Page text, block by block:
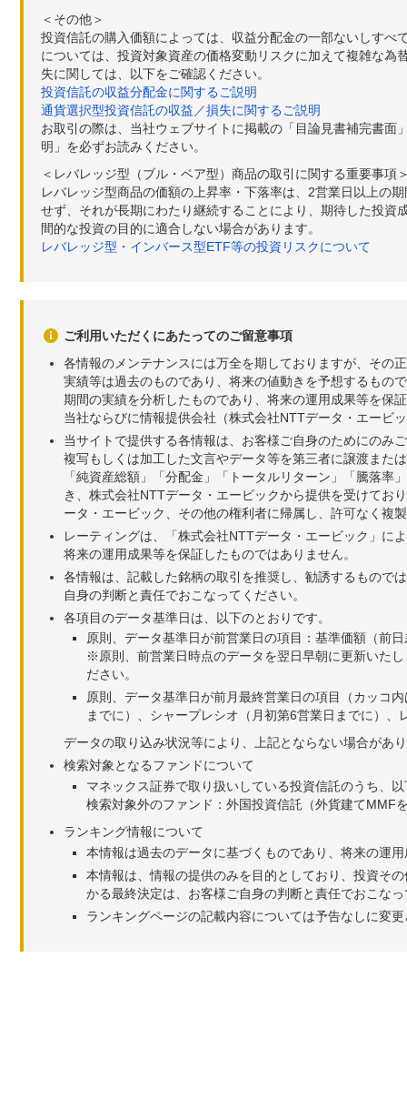
＜その他＞
投資信託の購入価額によっては、収益分配金の一部ないしす
については、投資対象資産の価格変動リスクに加えて複雑な
失に関しては、以下をご確認ください。
投資信託の収益分配金に関するご説明
通貨選択型投資信託の収益／損失に関するご説明
お取引の際は、当社ウェブサイトに掲載の「目論見書補完書
明」を必ずお読みください。
＜レバレッジ型（ブル・ベア型）商品の取引に関する重要事項
レバレッジ型商品の価額の上昇率・下落率は、2営業日以上の
せず、それが長期にわたり継続することにより、期待した投
間的な投資の目的に適合しない場合があります。
レバレッジ型・インバース型ETF等の投資リスクについて
ご利用いただくにあたってのご留意事項
各情報のメンテナンスには万全を期しておりますが、その
実績等は過去のものであり、将来の値動きを予想するもの
期間の実績を分析したものであり、将来の運用成果等を保
当社ならびに情報提供会社（株式会社NTTデータ・エービ
当サイトで提供する各情報は、お客様ご自身のためにのみ
複写もしくは加工した文言やデータ等を第三者に譲渡また
「純資産総額」「分配金」「トータルリターン」「騰落
き、株式会社NTTデータ・エービックから提供を受けてお
ータ・エービック、その他の権利者に帰属し、許可なく複
レーティングは、「株式会社NTTデータ・エービック」に
将来の運用成果等を保証したものではありません。
各情報は、記載した銘柄の取引を推奨し、勧誘するもので
自身の判断と責任でおこなってください。
各項目のデータ基準日は、以下のとおりです。
原則、データ基準日が前営業日の項目：基準価額（前
※原則、前営業日時点のデータを翌日早朝に更新いた
ださい。
原則、データ基準日が前月最終営業日の項目（カッコ
までに）、シャープレシオ（月初第6営業日までに）
データの取り込み状況等により、上記とならない場合があ
検索対象となるファンドについて
マネックス証券で取り扱いしている投資信託のうち、
検索対象外のファンド：外国投資信託（外貨建てMMF
ランキング情報について
本情報は過去のデータに基づくものであり、将来の運
本情報は、情報の提供のみを目的としており、投資そ
かる最終決定は、お客様ご自身の判断と責任でおこな
ランキングページの記載内容については予告なしに変